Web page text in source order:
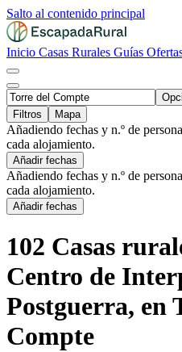
Salto al contenido principal
Inicio Casas Rurales Guías
Filtros
Mapa
Añadiendo fechas y n.º de
cada alojamiento.
Añadir fechas
Añadiendo fechas y n.º de
cada alojamiento.
Añadir fechas
102 Casas
Centro de
Postguerra, en
Compte